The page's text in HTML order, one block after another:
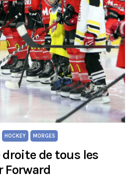
HOCKEY MORGES
de tous les
Forward